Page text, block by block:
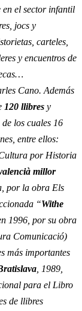
en el sector infantil
jocs y
carteles,
y encuentros de
Cano. Además
120 llibres y
de los cuales 16
entre ellos:
por Historia
millor
por la obra Els
“Withe
1996, por su obra
Comunicació)
más importantes
, 1989,
para el Libro
de llibres